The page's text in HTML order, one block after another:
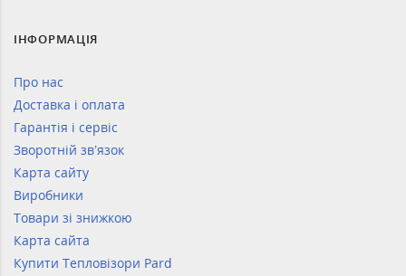
ІНФОРМАЦІЯ
Про нас
Доставка і оплата
Гарантія і сервіс
Зворотній зв’язок
Карта сайту
Виробники
Товари зі знижкою
Карта сайта
Купити Тепловізори Pard